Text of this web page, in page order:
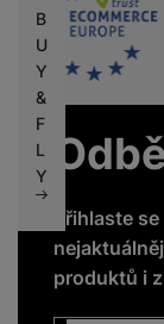
B
U
Y
&
F
L
Y
Přihlaste
produktů i